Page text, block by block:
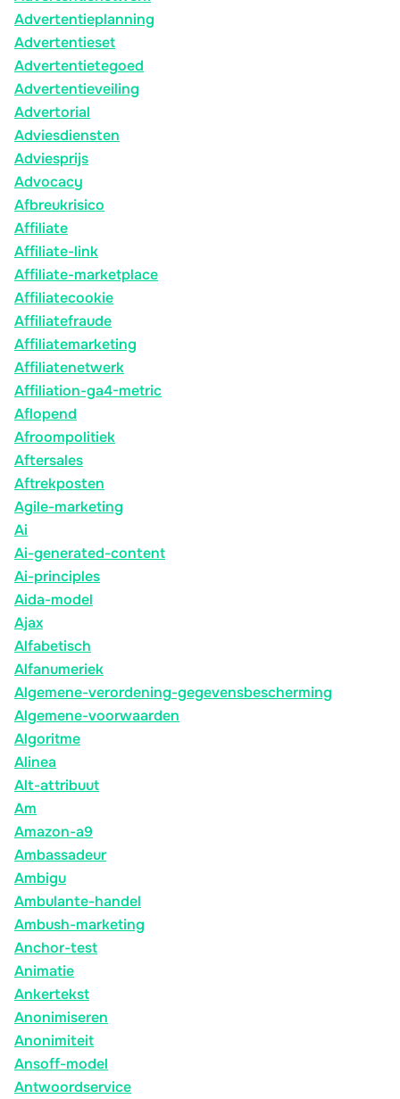
Advertentieplanning
Advertentieset
Advertentietegoed
Advertentieveiling
Advertorial
Adviesdiensten
Adviesprijs
Advocacy
Afbreukrisico
Affiliate
Affiliate-link
Affiliate-marketplace
Affiliatecookie
Affiliatefraude
Affiliatemarketing
Affiliatenetwerk
Affiliation-ga4-metric
Aflopend
Afroompolitiek
Aftersales
Aftrekposten
Agile-marketing
Ai
Ai-generated-content
Ai-principles
Aida-model
Ajax
Alfabetisch
Alfanumeriek
Algemene-verordening-gegevensbescherming
Algemene-voorwaarden
Algoritme
Alinea
Alt-attribuut
Am
Amazon-a9
Ambassadeur
Ambigu
Ambulante-handel
Ambush-marketing
Anchor-test
Animatie
Ankertekst
Anonimiseren
Anonimiteit
Ansoff-model
Antwoordservice